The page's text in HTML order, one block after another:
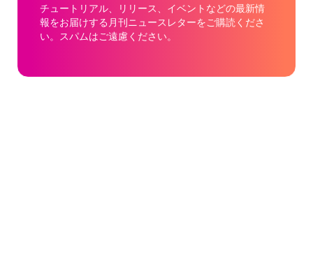
チュートリアル、リリース、イベントなどの最新情
報をお届けする月刊ニュースレターをご購読くださ
い。スパムはご遠慮ください。